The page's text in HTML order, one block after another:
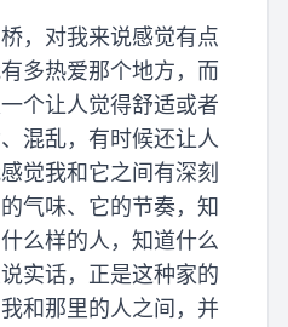
，对我来说感觉有点
多热爱那个地方，而
个让人觉得舒适或者
混乱，有时候还让人
觉我和它之间有深刻
气味、它的节奏，知
么样的人，知道什么
实话，正是这种家的
和那里的人之间，并